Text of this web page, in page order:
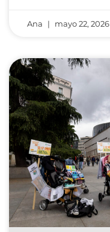
Ana mayo 22, 2026